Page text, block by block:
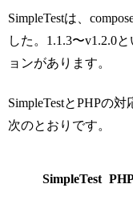
SimpleTestは、
した。1.1.3〜v1.2.0
ョンがあります。
SimpleTestとPHPの対
次のとおりです。
SimpleTest